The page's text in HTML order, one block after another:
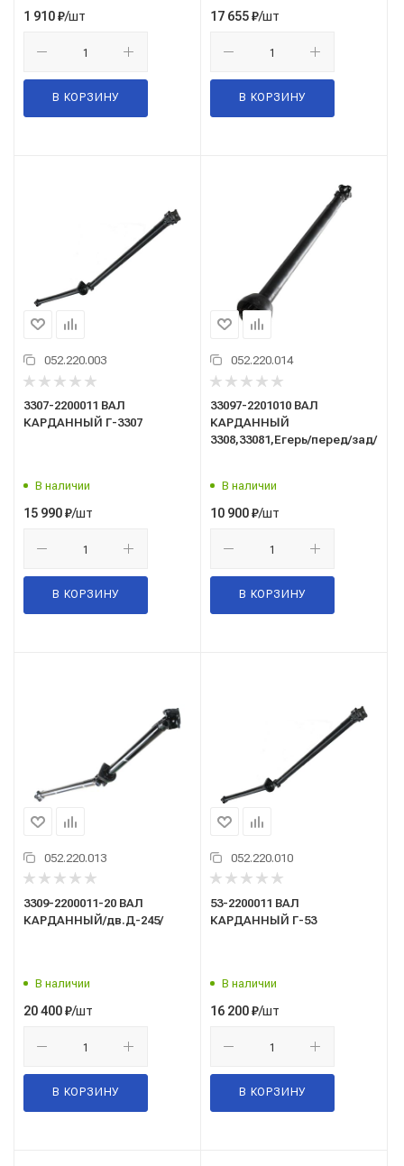
1 910₽/шт
В КОРЗИНУ
17 655₽/шт
В КОРЗИНУ
052.220.003
3307-2200011 ВАЛ
КАРДАННЫЙ Г-3307
В наличии
15 990₽/шт
В КОРЗИНУ
052.220.014
33097-2201010 ВАЛ
КАРДАННЫЙ
3308,33081,Егерь/перед/зад/
В наличии
10 900₽/шт
В КОРЗИНУ
052.220.013
3309-2200011-20 ВАЛ
КАРДАННЫЙ/дв.Д-245/
В наличии
20 400₽/шт
В КОРЗИНУ
052.220.010
53-2200011 ВАЛ
КАРДАННЫЙ Г-53
В наличии
16 200₽/шт
В КОРЗИНУ